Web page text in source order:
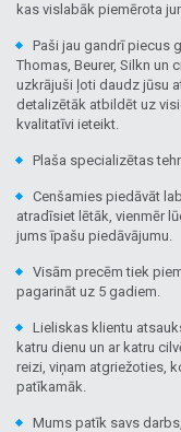
kas vislabāk piemērota
Paši jau gandrī piecus
Thomas, Beurer, Silkn un
uzkrājuši ļoti daudz jūsu
detalizētāk atbildēt uz
kvalitatīvi ieteikt.
Plaša specializētas
Cenšamies piedāvāt
atradīsiet lētāk, vienmēr
jums īpašu piedāvājumu.
Visām precēm tiek
pagarināt uz 5 gadiem.
Lieliskas klientu
katru dienu un ar katru
reizi, viņam atgriežoties,
patīkamāk.
Mums patīk savs